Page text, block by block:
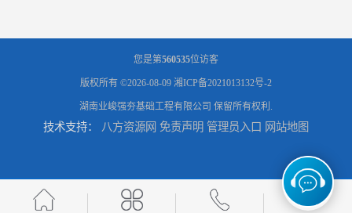
湖南强夯施工公司 湖南怀化强夯施工队伍公司厂房地基强夯施工
您是第560535位访客
版权所有 ©2026-08-09 湘ICP备2021013132号-2
湖南业峻强夯基础工程有限公司 保留所有权利.
技术支持： 八方资源网 免责声明 管理员入口 网站地图